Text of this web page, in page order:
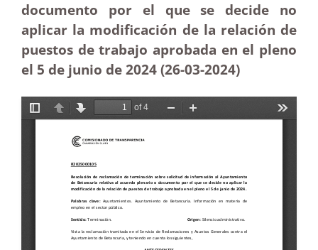
documento por el que se decide no
aplicar la modificación de la relación de
puestos de trabajo aprobada en el pleno
el 5 de junio de 2024 (26-03-2024)